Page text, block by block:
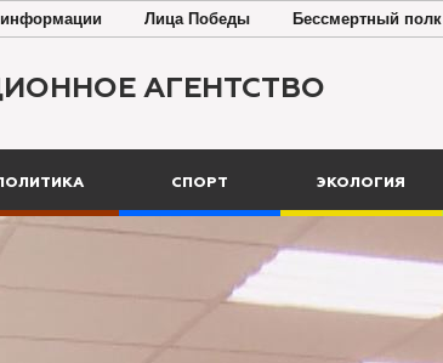
Лица Победы Бессмертный полк
АГЕНТСТВО
СПОРТ ЭКОЛОГИЯ